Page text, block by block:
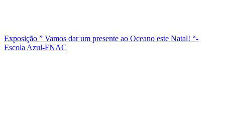
Exposição ” Vamos dar um presente ao Oceano este Natal! “-
Escola Azul-FNAC